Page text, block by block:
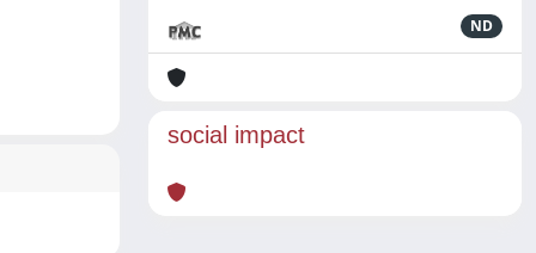
ND
social impact